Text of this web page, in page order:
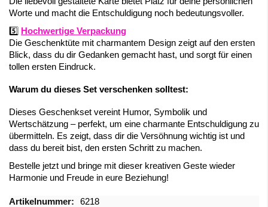
Worte und macht die Entschuldigung noch bedeutungsvoller.
5️⃣ Hochwertige Verpackung
Die Geschenktüte mit charmantem Design zeigt auf den ersten
Blick, dass du dir Gedanken gemacht hast, und sorgt für einen
tollen ersten Eindruck.
Warum du dieses Set verschenken solltest:
Dieses Geschenkset vereint Humor, Symbolik und
Wertschätzung – perfekt, um eine charmante Entschuldigung zu
übermitteln. Es zeigt, dass dir die Versöhnung wichtig ist und
dass du bereit bist, den ersten Schritt zu machen.
Bestelle jetzt und bringe mit dieser kreativen Geste wieder
Harmonie und Freude in eure Beziehung!
Mehr
6218